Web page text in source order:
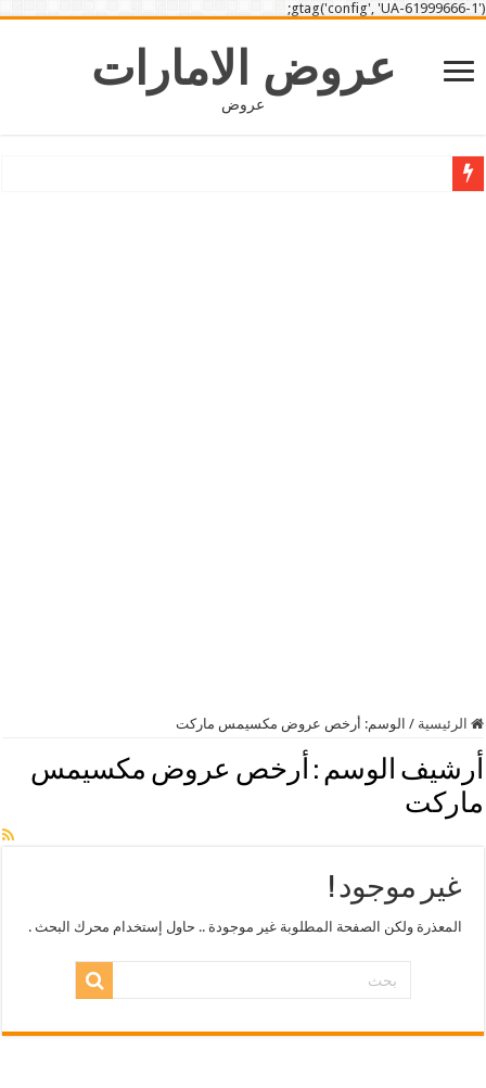
gtag('config', 'UA-61999666-1');
عروض الامارات
عروض
الرئيسية / الوسم: أرخص عروض مكسيمس ماركت
أرشيف الوسم : أرخص عروض مكسيمس
ماركت
غير موجود !
المعذرة ولكن الصفحة المطلوبة غير موجودة .. حاول إستخدام محرك البحث .